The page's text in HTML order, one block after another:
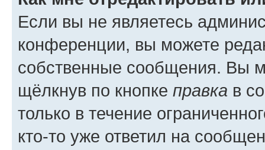
Если вы не являетесь
конференции, вы можете
собственные сообщения. Вы
щёлкнув по кнопке правка в
только в течение
кто-то уже ответил на